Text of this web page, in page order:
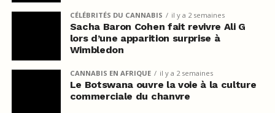
CÉLÉBRITÉS DU CANNABIS il y a 2 semaines
Sacha Baron Cohen fait revivre Ali G
lors d’une apparition surprise à
Wimbledon
CANNABIS EN AFRIQUE il y a 2 semaines
Le Botswana ouvre la voie à la culture
commerciale du chanvre